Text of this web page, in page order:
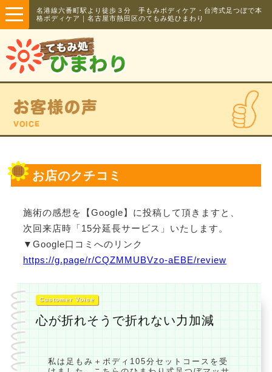
名港線六番町駅より徒歩３分 手もみボディケア・台湾式足つぼで本
格ボディケア｜名古屋市熱田区のてもみ処ひまわり
お客様の声
VOICE
お店のクチコミ
施術の感想を【Google】に投稿して頂きますと、
次回来店時「15分延長サービス」いたします。
▼Google口コミへのリンク
https://g.page/r/CQZMMUBVzo-aEBE/review
Customer Voice
心が折れそうで折れない力加減
私は足もみ＋ボディ105分セットコースを受